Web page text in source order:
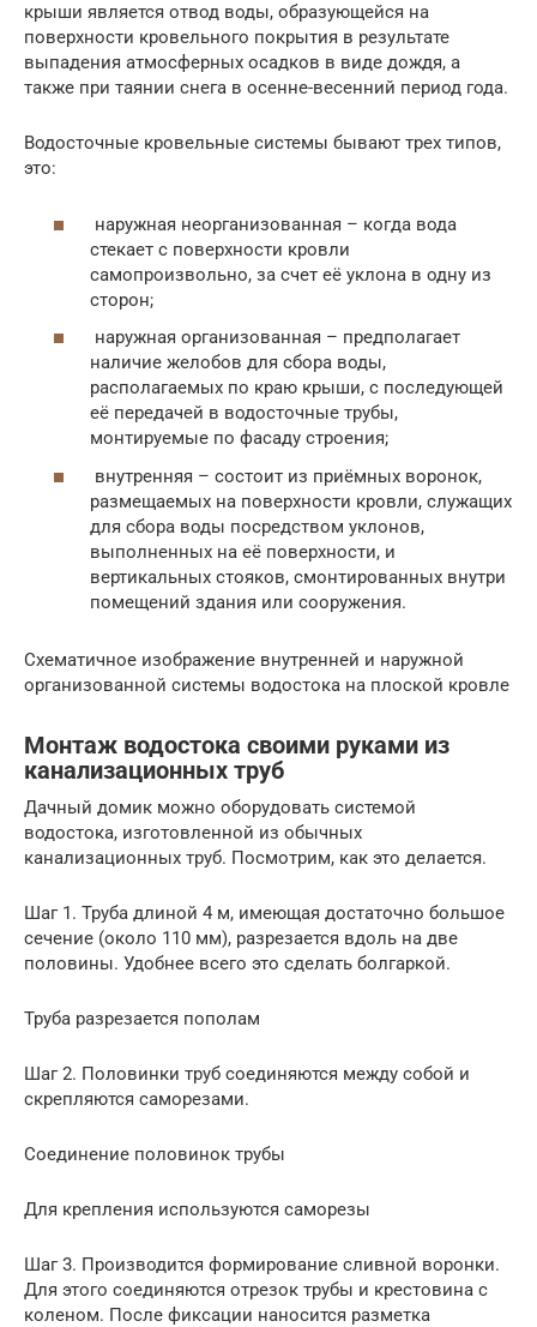
крыши является отвод воды, образующейся на
поверхности кровельного покрытия в результате
выпадения атмосферных осадков в виде дождя, а
также при таянии снега в осенне-весенний период года.
Водосточные кровельные системы бывают трех типов,
это:
наружная неорганизованная – когда вода
стекает с поверхности кровли
самопроизвольно, за счет её уклона в одну из
сторон;
наружная организованная – предполагает
наличие желобов для сбора воды,
располагаемых по краю крыши, с последующей
её передачей в водосточные трубы,
монтируемые по фасаду строения;
внутренняя – состоит из приёмных воронок,
размещаемых на поверхности кровли, служащих
для сбора воды посредством уклонов,
выполненных на её поверхности, и
вертикальных стояков, смонтированных внутри
помещений здания или сооружения.
Схематичное изображение внутренней и наружной
организованной системы водостока на плоской кровле
Монтаж водостока своими руками из
канализационных труб
Дачный домик можно оборудовать системой
водостока, изготовленной из обычных
канализационных труб. Посмотрим, как это делается.
Шаг 1. Труба длиной 4 м, имеющая достаточно большое
сечение (около 110 мм), разрезается вдоль на две
половины. Удобнее всего это сделать болгаркой.
Труба разрезается пополам
Шаг 2. Половинки труб соединяются между собой и
скрепляются саморезами.
Соединение половинок трубы
Для крепления используются саморезы
Шаг 3. Производится формирование сливной воронки.
Для этого соединяются отрезок трубы и крестовина с
коленом. После фиксации наносится разметка